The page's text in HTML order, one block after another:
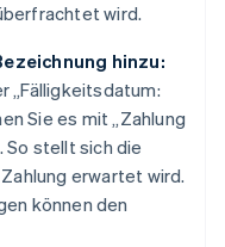
wird.
hinzu:
„Fälligkeitsdatum:
Sie es mit „Zahlung
So stellt sich die
erwartet wird.
können den